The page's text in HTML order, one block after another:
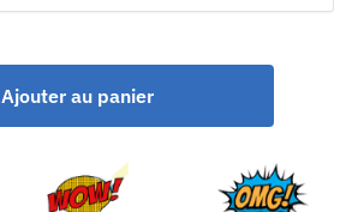
Ajouter au panier